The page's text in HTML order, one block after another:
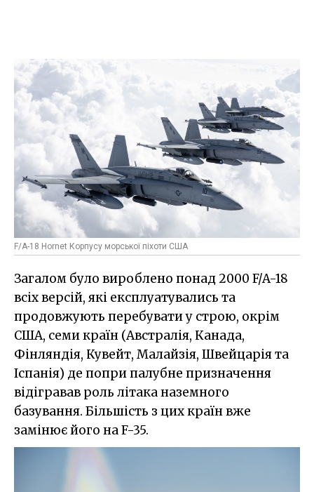
F/A-18 Hornet Корпусу морської піхоти США
Загалом було вироблено понад 2000 F/A-18
всіх версій, які експлуатувались та
продовжують перебувати у строю, окрім
США, семи країн (Австралія, Канада,
Фінляндія, Кувейт, Малайзія, Швейцарія та
Іспанія) де попри палубне призначення
відігравав роль літака наземного
базування. Більшість з цих країн вже
замінює його на F-35.